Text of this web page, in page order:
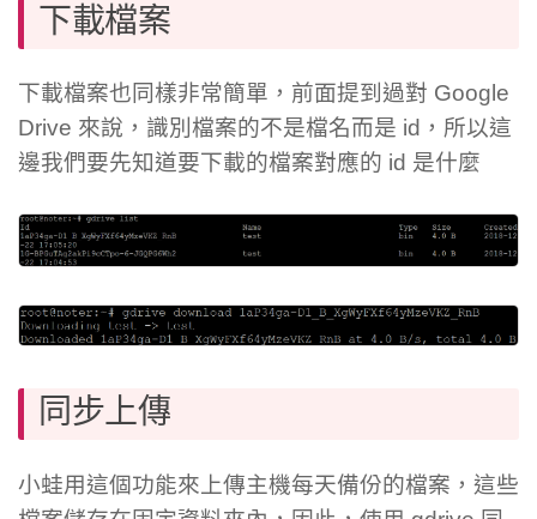
下載檔案
下載檔案也同樣非常簡單，前面提到過對 Google
Drive 來說，識別檔案的不是檔名而是 id，所以這
邊我們要先知道要下載的檔案對應的 id 是什麼
同步上傳
小蛙用這個功能來上傳主機每天備份的檔案，這些